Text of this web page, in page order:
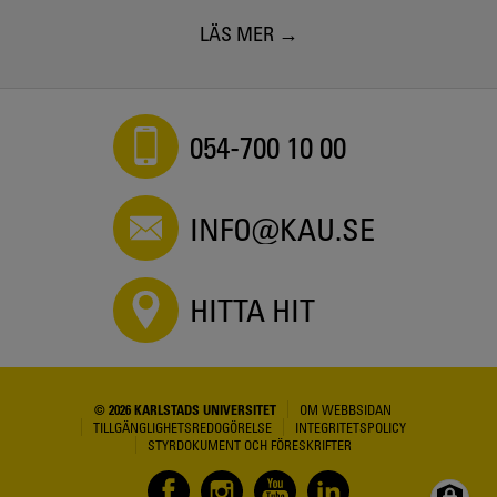
LÄS MER
054-700 10 00
INFO@KAU.SE
HITTA HIT
© 2026 KARLSTADS UNIVERSITET
OM WEBBSIDAN
TILLGÄNGLIGHETSREDOGÖRELSE
INTEGRITETSPOLICY
STYRDOKUMENT OCH FÖRESKRIFTER